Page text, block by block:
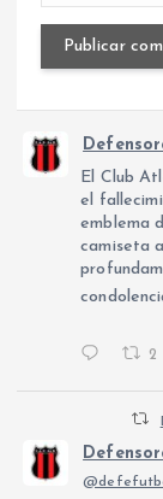
El Club
el
emblema
camiseta
2